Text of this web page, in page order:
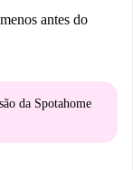
antes do
da Spotahome